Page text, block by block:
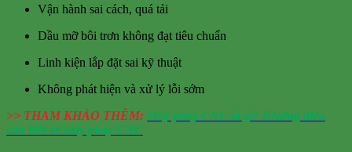
Vận hành sai cách, quá tải
Dầu mỡ bôi trơn không đạt tiêu chuẩn
Linh kiện lắp đặt sai kỹ thuật
Không phát hiện và xử lý lỗi sớm
>> THAM KHẢO THÊM: Máy phay CNC là gì? Những điều
cần biết về máy phay CNC